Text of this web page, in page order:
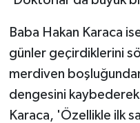
Baba Hakan Karaca
günler geçirdiklerini
merdiven boşluğundan
dengesini
Karaca, 'Özellikle ilk